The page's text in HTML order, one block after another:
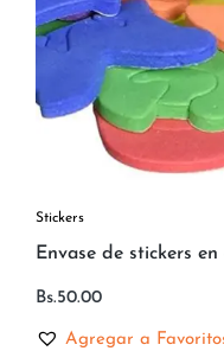
Stickers
Envase de stickers
Bs.50.00
Agregar a